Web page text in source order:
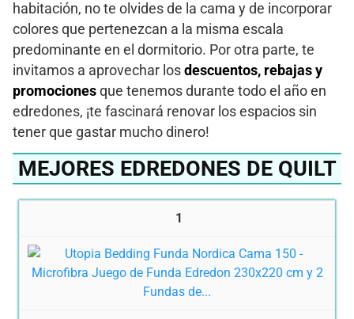
habitación, no te olvides de la cama y de incorporar
colores que pertenezcan a la misma escala
predominante en el dormitorio. Por otra parte, te
invitamos a aprovechar los descuentos, rebajas y
promociones que tenemos durante todo el año en
edredones, ¡te fascinará renovar los espacios sin
tener que gastar mucho dinero!
MEJORES EDREDONES DE QUILT
1